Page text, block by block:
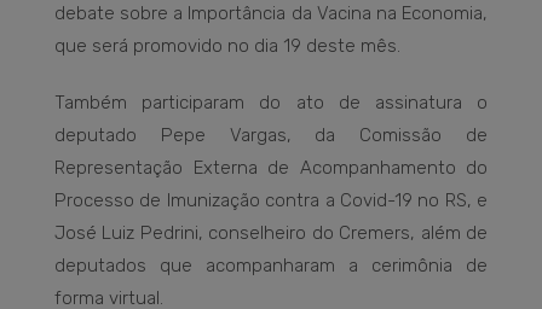
debate sobre a Importância da Vacina na Economia,
que será promovido no dia 19 deste mês.
Também participaram do ato de assinatura o
deputado Pepe Vargas, da Comissão de
Representação Externa de Acompanhamento do
Processo de Imunização contra a Covid-19 no RS, e
José Luiz Pedrini, conselheiro do Cremers, além de
deputados que acompanharam a cerimônia de
forma virtual.